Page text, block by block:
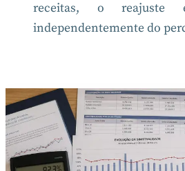
receitas, o
independentemente do